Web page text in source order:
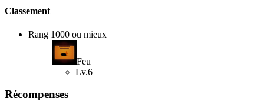
Classement
Rang 1000 ou mieux
Feu
Lv.6
Récompenses